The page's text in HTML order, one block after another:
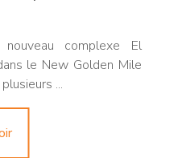
complexe El
le New Golden Mile
...